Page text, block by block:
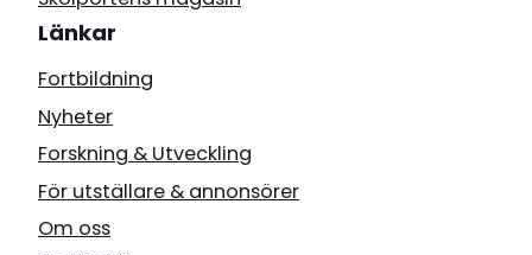
Länkar
Fortbildning
Nyheter
Forskning & Utveckling
För utställare & annonsörer
Om oss